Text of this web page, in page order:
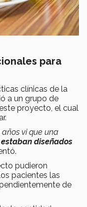
para
clínicas de la
a un grupo de
proyecto, el cual
años vi que una
diseñados
pudieron
pacientes las
de